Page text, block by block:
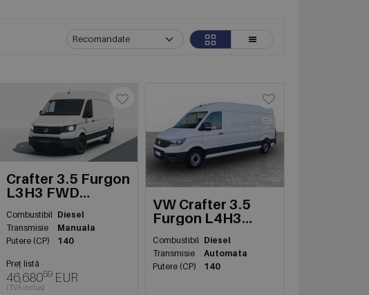
Crafter 3.5 Furgon
L3H3 FWD
Combustibil Diesel
Transmisie
Manuala
Putere (CP)
140
Preț listă
46,68059 EUR
(TVA inclus)
VW Crafter 3.5
Furgon L4H3
Combustibil Diesel
Transmisie
Automata
Putere (CP)
140